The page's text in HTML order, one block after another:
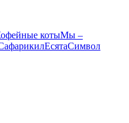
котыМы –
лЕсятаСимвол